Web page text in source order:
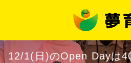
最新情報
最新情報
12/1(日)のOpen Dayは